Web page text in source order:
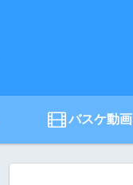
バスケ動画